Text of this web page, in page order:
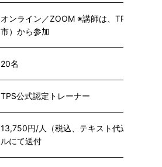
オンライン／ZOOM ※講師は、TPS道場（
市）から参加
20名
TPS公式認定トレーナー
13,750円/人（税込、テキスト代込） ※テ
ルにて送付